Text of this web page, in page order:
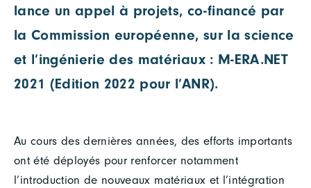
lance un appel à projets, co-financé par
la Commission européenne, sur la science
et l’ingénierie des matériaux : M-ERA.NET
2021 (Edition 2022 pour l’ANR).
Au cours des dernières années, des efforts importants
ont été déployés pour renforcer notamment
l’introduction de nouveaux matériaux et l’intégration